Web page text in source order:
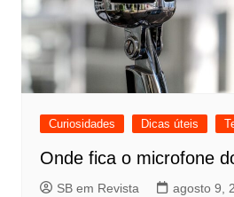
Curiosidades Dicas úteis
Onde fica o microfone
SB em Revista agosto 9,